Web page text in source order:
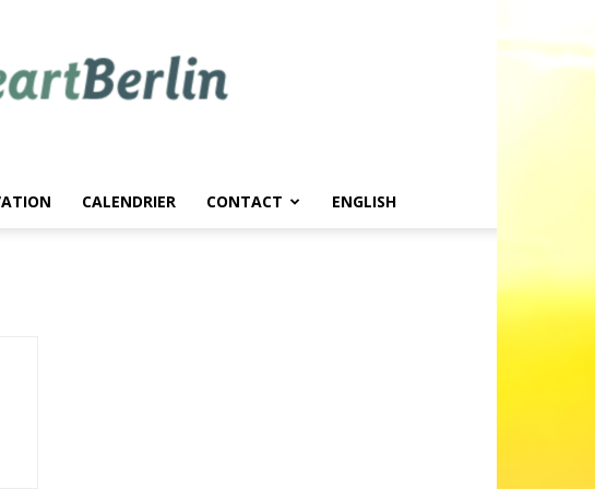
CALENDRIER CONTACT ENGLISH